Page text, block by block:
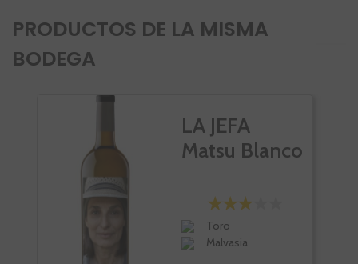
PRODUCTOS DE LA MISMA
BODEGA
LA JEFA
Matsu Blanco
Toro
Malvasia